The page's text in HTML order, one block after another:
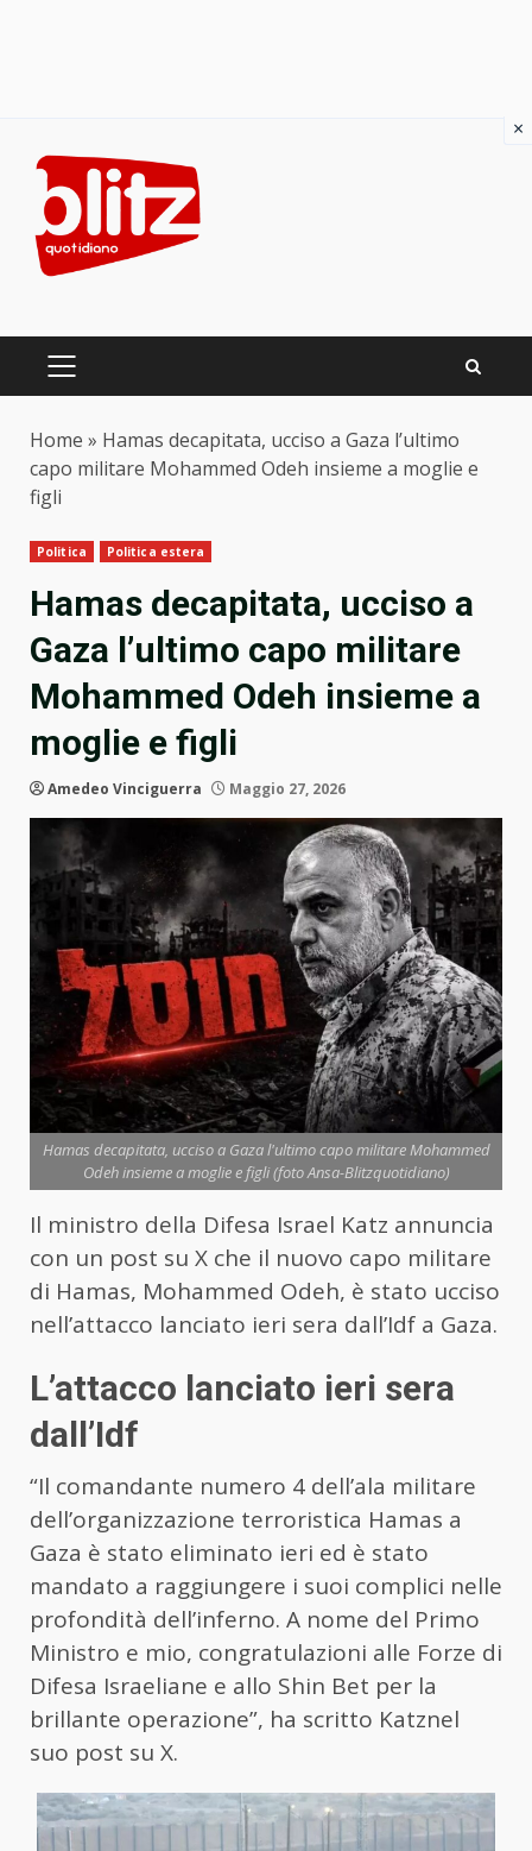
content
PRIMARY
Home » Hamas decapitata, ucciso a Gaza l’ultimo
capo militare Mohammed Odeh insieme a moglie e
figli
Politica Politica estera
Hamas decapitata, ucciso a
Gaza l’ultimo capo militare
Mohammed Odeh insieme a
moglie e figli
Amedeo Vinciguerra Maggio 27, 2026
Hamas decapitata, ucciso a Gaza l'ultimo capo militare Mohammed
Odeh insieme a moglie e figli (foto Ansa-Blitzquotidiano)
Il ministro della Difesa Israel Katz annuncia
con un post su X che il nuovo capo militare
di Hamas, Mohammed Odeh, è stato ucciso
nell’attacco lanciato ieri sera dall’Idf a Gaza.
L’attacco lanciato ieri sera
dall’Idf
“Il comandante numero 4 dell’ala militare
dell’organizzazione terroristica Hamas a
Gaza è stato eliminato ieri ed è stato
mandato a raggiungere i suoi complici nelle
profondità dell’inferno. A nome del Primo
Ministro e mio, congratulazioni alle Forze di
Difesa Israeliane e allo Shin Bet per la
brillante operazione”, ha scritto Katznel
suo post su X.
×